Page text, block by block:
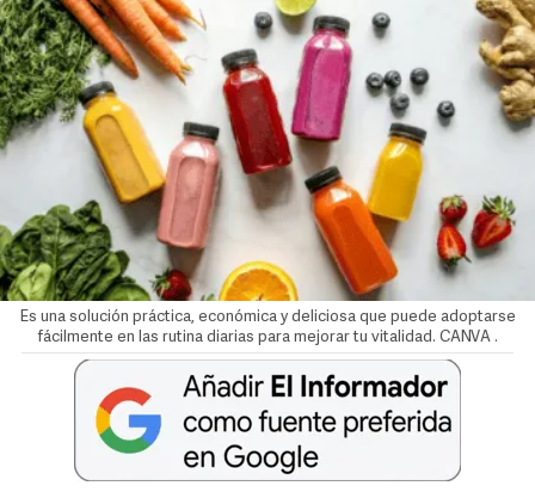
Es una solución práctica, económica y deliciosa que puede adoptarse
fácilmente en las rutina diarias para mejorar tu vitalidad. CANVA .